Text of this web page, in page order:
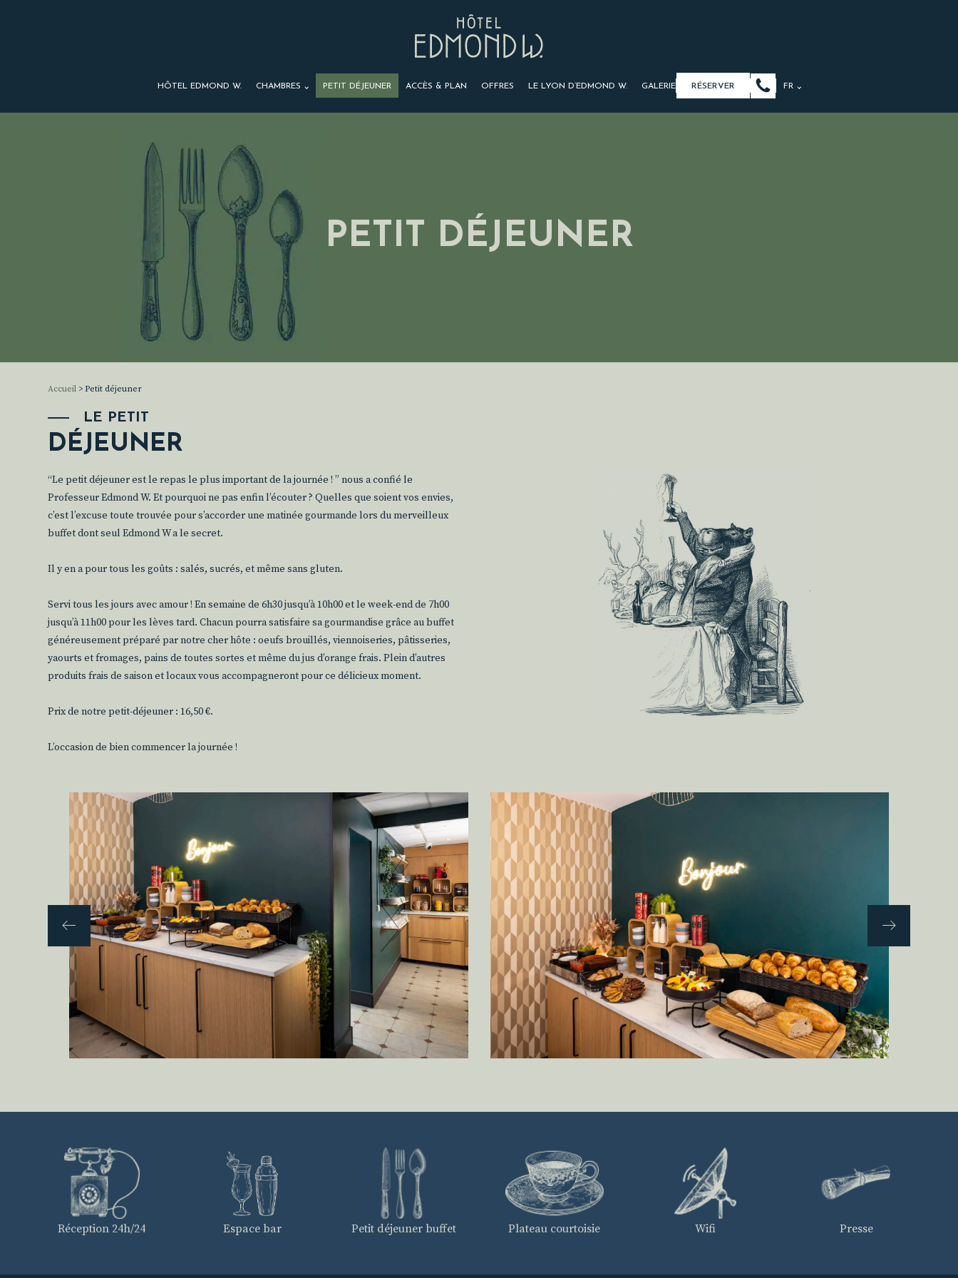
HÔTEL EDMOND W. CHAMBRES PETIT DÉJEUNER ACCÈS & PLAN OFFRES LE LYON D’EDMOND W. GALERIE RÉSERVER FR
PETIT DÉJEUNER
Accueil > Petit déjeuner
LE PETIT
DÉJEUNER
“Le petit déjeuner est le repas le plus important de la journée ! ” nous a confié le
Professeur Edmond W. Et pourquoi ne pas enfin l’écouter ? Quelles que soient vos envies,
c’est l’excuse toute trouvée pour s’accorder une matinée gourmande lors du merveilleux
buffet dont seul Edmond W a le secret.
Il y en a pour tous les goûts : salés, sucrés, et même sans gluten.
Servi tous les jours avec amour ! En semaine de 6h30 jusqu’à 10h00 et le week-end de 7h00
jusqu’à 11h00 pour les lèves tard. Chacun pourra satisfaire sa gourmandise grâce au buffet
généreusement préparé par notre cher hôte : oeufs brouillés, viennoiseries, pâtisseries,
yaourts et fromages, pains de toutes sortes et même du jus d’orange frais. Plein d’autres
produits frais de saison et locaux vous accompagneront pour ce délicieux moment.
Prix de notre petit-déjeuner : 16,50 €.
L’occasion de bien commencer la journée !
Réception 24h/24 Espace bar Petit déjeuner buffet Plateau courtoisie Wifi Presse